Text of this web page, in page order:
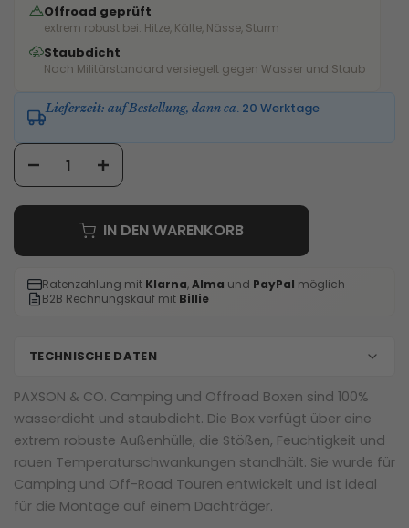
Offroad geprüft
extrem robust bei: Hitze, Kälte, Nässe, Sturm
Staubdicht
Nach Militärstandard versiegelt gegen Wasser und Staub
Lieferzeit: auf Bestellung, dann ca. 20 Werktage
IN DEN WARENKORB
Ratenzahlung mit Klarna,Alma und PayPal möglich
B2B Rechnungskauf mit Billie
TECHNISCHE DATEN
MATERIAL
LLDPE-Schale
15,5 kg
AUSSENMASS
PAXSON & CO. Camping und Offroad Boxen sind 100%
wasserdicht und staubdicht. Die Box verfügt über eine
extrem robuste Außenhülle, die Stößen, Feuchtigkeit und
rauen Temperaturschwankungen standhält. Sie wurde für
Camping und Off-Road Touren entwickelt und ist ideal
für die Montage auf einem Dachträger.